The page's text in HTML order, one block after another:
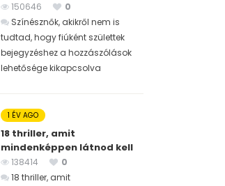
150646
0
Színésznők, akikről nem is
tudtad, hogy fiúként születtek
bejegyzéshez a hozzászólások
lehetősége kikapcsolva
1 ÉV AGO
18 thriller, amit
mindenképpen látnod kell
138414
0
18 thriller, amit